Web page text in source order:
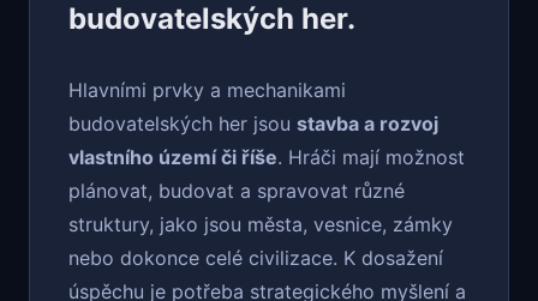
budovatelských her.
Hlavními prvky a mechanikami
budovatelských her jsou stavba a rozvoj
vlastního území či říše. Hráči mají možnost
plánovat, budovat a spravovat různé
struktury, jako jsou města, vesnice, zámky
nebo dokonce celé civilizace. K dosažení
úspěchu je potřeba strategického myšlení a